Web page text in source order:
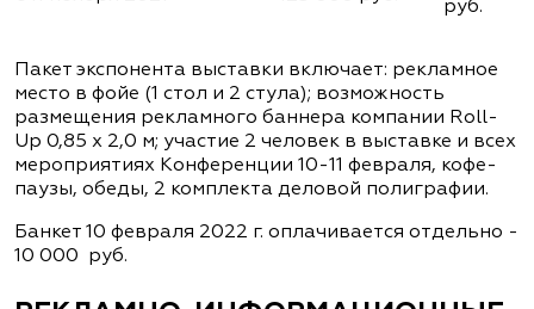
руб.
Пакет экспонента выставки включает: рекламное
место в фойе (1 стол и 2 стула); возможность
размещения рекламного баннера компании Roll-
Up 0,85 х 2,0 м; участие 2 человек в выставке и всех
мероприятиях Конференции 10-11 февраля, кофе-
паузы, обеды, 2 комплекта деловой полиграфии.
Банкет 10 февраля 2022 г. оплачивается отдельно -
10 000 руб.